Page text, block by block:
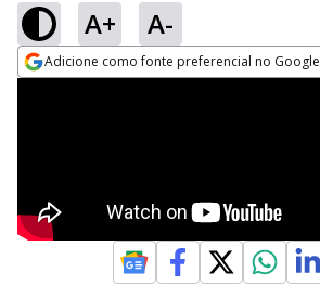
A+ A-
Adicione como fonte preferencial no Google